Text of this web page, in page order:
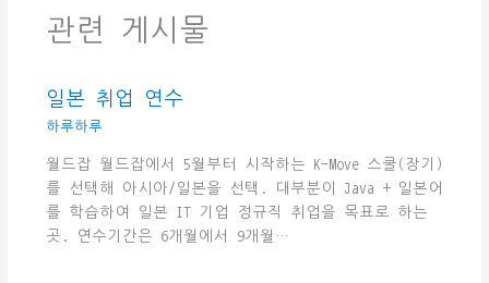
관련 게시물
일본 취업 연수
하루하루
월드잡 월드잡에서 5월부터 시작하는 K-Move 스쿨(장기)
를 선택해 아시아/일본을 선택. 대부분이 Java + 일본어
를 학습하여 일본 IT 기업 정규직 취업을 목표로 하는
곳. 연수기간은 6개월에서 9개월…